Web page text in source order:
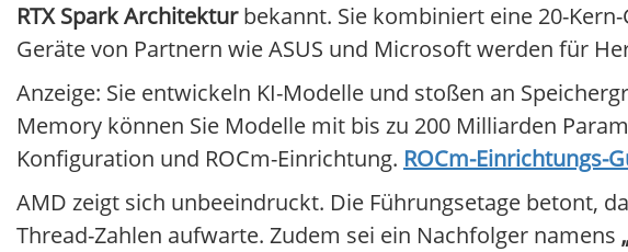
RTX Spark Architekturbekannt. Sie kombiniert eine 20-
Geräte von Partnern wie ASUS und Microsoft werden für
Anzeige: Sie entwickeln KI-Modelle und stoßen an
Memory können Sie Modelle mit bis zu 200 Milliarden
Konfiguration und ROCm-Einrichtung. ROCm-Einrichtungs-
AMD zeigt sich unbeeindruckt. Die Führungsetage betont,
Thread-Zahlen aufwarte. Zudem sei ein Nachfolger namens